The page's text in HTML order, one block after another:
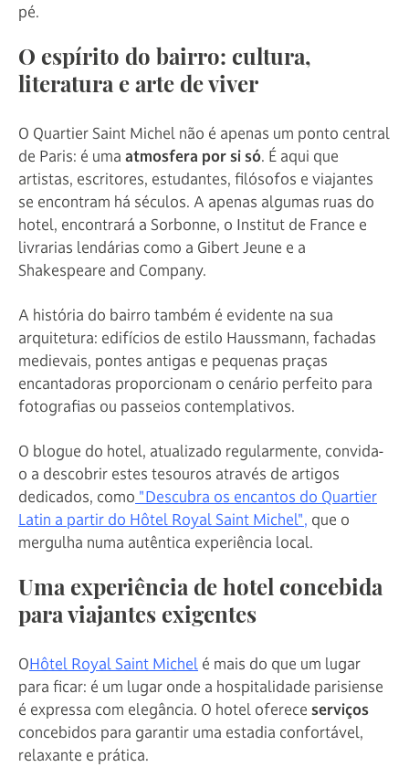
pé.
O espírito do bairro: cultura,
literatura e arte de viver
O Quartier Saint Michel não é apenas um ponto central
de Paris: é uma atmosfera por si só. É aqui que
artistas, escritores, estudantes, filósofos e viajantes
se encontram há séculos. A apenas algumas ruas do
hotel, encontrará a Sorbonne, o Institut de France e
livrarias lendárias como a Gibert Jeune e a
Shakespeare and Company.
A história do bairro também é evidente na sua
arquitetura: edifícios de estilo Haussmann, fachadas
medievais, pontes antigas e pequenas praças
encantadoras proporcionam o cenário perfeito para
fotografias ou passeios contemplativos.
O blogue do hotel, atualizado regularmente, convida-
o a descobrir estes tesouros através de artigos
dedicados, como "Descubra os encantos do Quartier
Latin a partir do Hôtel Royal Saint Michel", que o
mergulha numa autêntica experiência local.
Uma experiência de hotel concebida
para viajantes exigentes
OHôtel Royal Saint Michel é mais do que um lugar
para ficar: é um lugar onde a hospitalidade parisiense
é expressa com elegância. O hotel oferece serviços
concebidos para garantir uma estadia confortável,
relaxante e prática.